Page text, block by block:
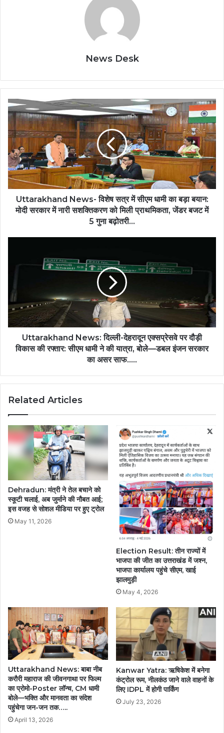
News Desk
Uttarakhand
News-
विशेष
सत्र
सीएम
धामी
का
बड़ा
बयान:
मोदी
जेंडर
बजट
में
5
बढ़ोतरी...
Uttarakhand News- विशेष सत्र में सीएम धामी का बड़ा बयान:
मोदी सरकार में नारी सशक्तिकरण को मिली प्राथमिकता, जेंडर बजट में
5 गुना बढ़ोतरी...
दिल्ली-
पर
दौड़ी
विकास
की
रफ्तार:
सीएम
की
बोले
इंजन
सरकार
का
असर
साफ.....
Uttarakhand News: दिल्ली-देहरादून एक्सप्रेसवे पर दौड़ी
विकास की रफ्तार: सीएम धामी ने की यात्रा, बोले—डबल इंजन सरकार
का असर साफ.....
Related Articles
Dehradun: मंत्री ने तेल बचाने को
स्कूटी चलाई, अब जुर्माने की नौबत आई;
इस वजह से सोशल मीडिया पर हुए ट्रोल
May 11, 2026
Election Result: तीन राज्यों में
भाजपा की जीत का उत्तराखंड में जश्न,
भाजपा कार्यालय पहुंचे सीएम, खाई
झालमुड़ी
May 4, 2026
Uttarakhand News: बाबा नीब
करौरी महाराज की जीवनगाथा पर फिल्म
का प्रोमो-Poster लॉन्च, CM धामी
बोले—भक्ति और मानवता का संदेश
पहुंचेगा जन-जन तक…..
April 13, 2026
Kanwar Yatra: ऋषिकेश में बनेगा
कंट्रोल रूम, नीलकंठ जाने वाले वाहनों के
लिए IDPL में होगी पार्किंग
July 23, 2026